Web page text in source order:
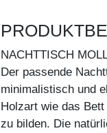
NACHTTISCH
Der passende
minimalistisch und
Holzart wie das
zu bilden. Die